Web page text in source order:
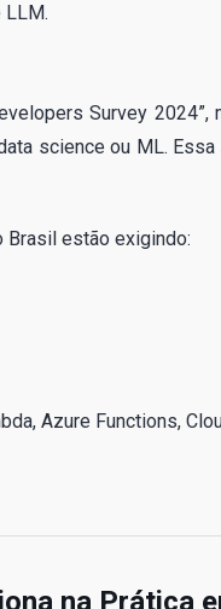
LLM.
Survey
science ou ML.
Brasil estão exigindo:
Azure Functions,
na Prática